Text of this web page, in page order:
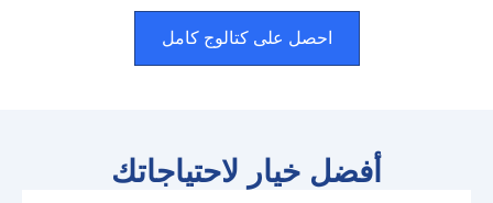
احصل على كتالوج كامل
أفضل خيار لاحتياجاتك